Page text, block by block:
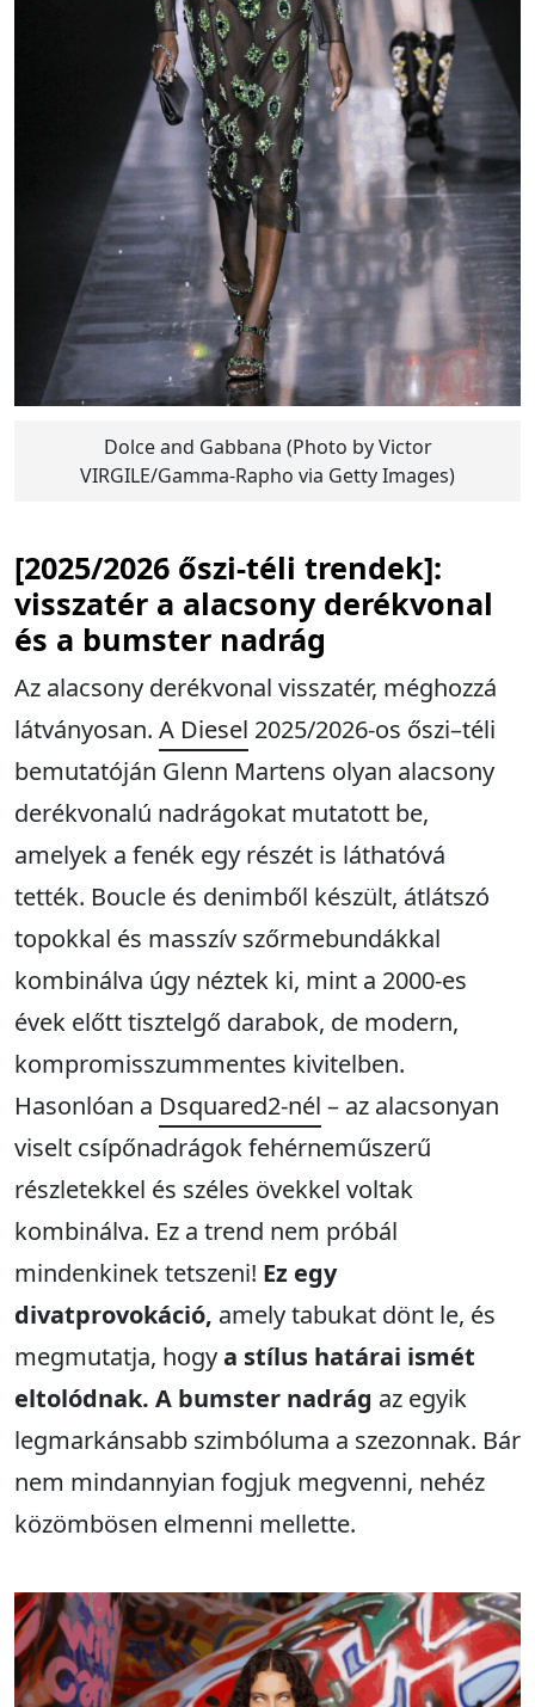
Dolce and Gabbana (Photo by Victor
VIRGILE/Gamma-Rapho via Getty Images)
[2025/2026 őszi-téli trendek]:
visszatér a alacsony derékvonal
és a bumster nadrág
Az alacsony derékvonal visszatér, méghozzá
látványosan. A Diesel 2025/2026-os őszi–téli
bemutatóján Glenn Martens olyan alacsony
derékvonalú nadrágokat mutatott be,
amelyek a fenék egy részét is láthatóvá
tették. Boucle és denimből készült, átlátszó
topokkal és masszív szőrmebundákkal
kombinálva úgy néztek ki, mint a 2000-es
évek előtt tisztelgő darabok, de modern,
kompromisszummentes kivitelben.
Hasonlóan a Dsquared2-nél – az alacsonyan
viselt csípőnadrágok fehérneműszerű
részletekkel és széles övekkel voltak
kombinálva. Ez a trend nem próbál
mindenkinek tetszeni! Ez egy
divatprovokáció, amely tabukat dönt le, és
megmutatja, hogya stílus határai ismét
eltolódnak. A bumster nadrág az egyik
legmarkánsabb szimbóluma a szezonnak. Bár
nem mindannyian fogjuk megvenni, nehéz
közömbösen elmenni mellette.